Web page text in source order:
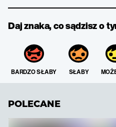
Daj znaka, co sądzisz o
BARDZO SŁABY SŁABY
POLECANE